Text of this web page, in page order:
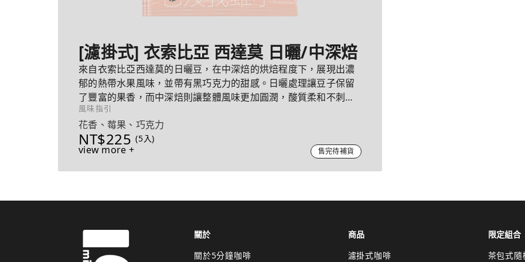
[濾掛式] 衣索比亞 西達莫 日曬/中深焙
來自衣索比亞西達莫的日曬豆，在中深焙的烘焙程度下，展現出濃
郁的熱帶水果風味，並帶有黑巧克力的甜感。日曬處理讓豆子保留
了豐富的果香，而中深焙則讓整體風味更加圓潤，酸質柔和不刺
激，帶來極佳的平衡感。
風味指引
花香、莓果、巧克力
NT$225 (5入)
view more + 售完待補貨
關於
關於5分鐘咖啡
商品
濾掛式咖啡
限定組合
茶包式隨